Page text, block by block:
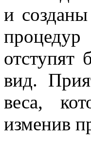
и
отступят
вид.
веса,
изменив